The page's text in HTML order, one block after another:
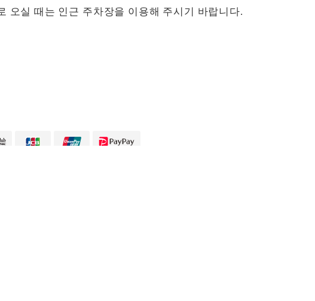
오실 때는 인근 주차장을 이용해 주시기 바랍니다.